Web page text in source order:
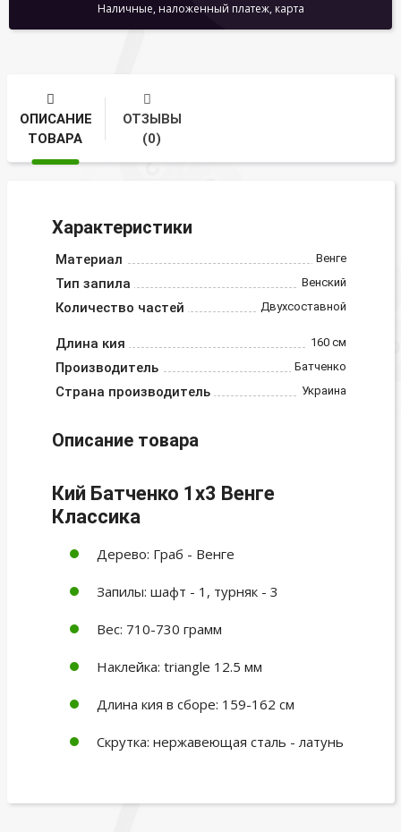
Наличные, наложенный платеж, карта
ОПИСАНИЕ
ТОВАРА
ОТЗЫВЫ
(0)
Характеристики
Материал Венге
Тип запила Венский
Количество частей Двухсоставной
Длина кия 160 см
Производитель Батченко
Страна производитель Украина
Описание товара
Кий Батченко 1х3 Венге
Классика
Дерево: Граб - Венге
Запилы: шафт - 1, турняк - 3
Вес: 710-730 грамм
Наклейка: triangle 12.5 мм
Длина кия в сборе: 159-162 cм
Скрутка: нержавеющая сталь - латунь